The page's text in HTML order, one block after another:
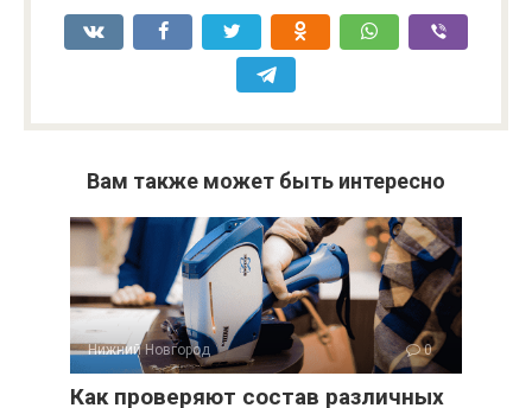
Вам также может быть интересно
Нижний Новгород 0
Как проверяют состав различных